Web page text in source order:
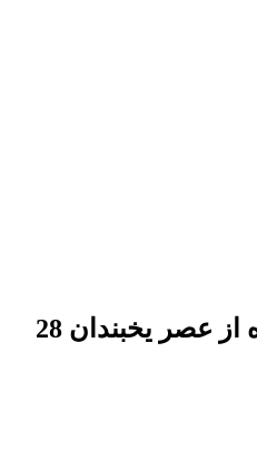
جسد بچه شیر جامانده از عصر یخبندان 28